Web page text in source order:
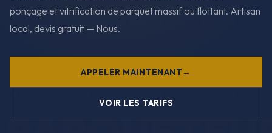
ponçage et vitrification de parquet massif ou flottant. Artisan
local, devis gratuit — Nous.
APPELER MAINTENANT
VOIR LES TARIFS